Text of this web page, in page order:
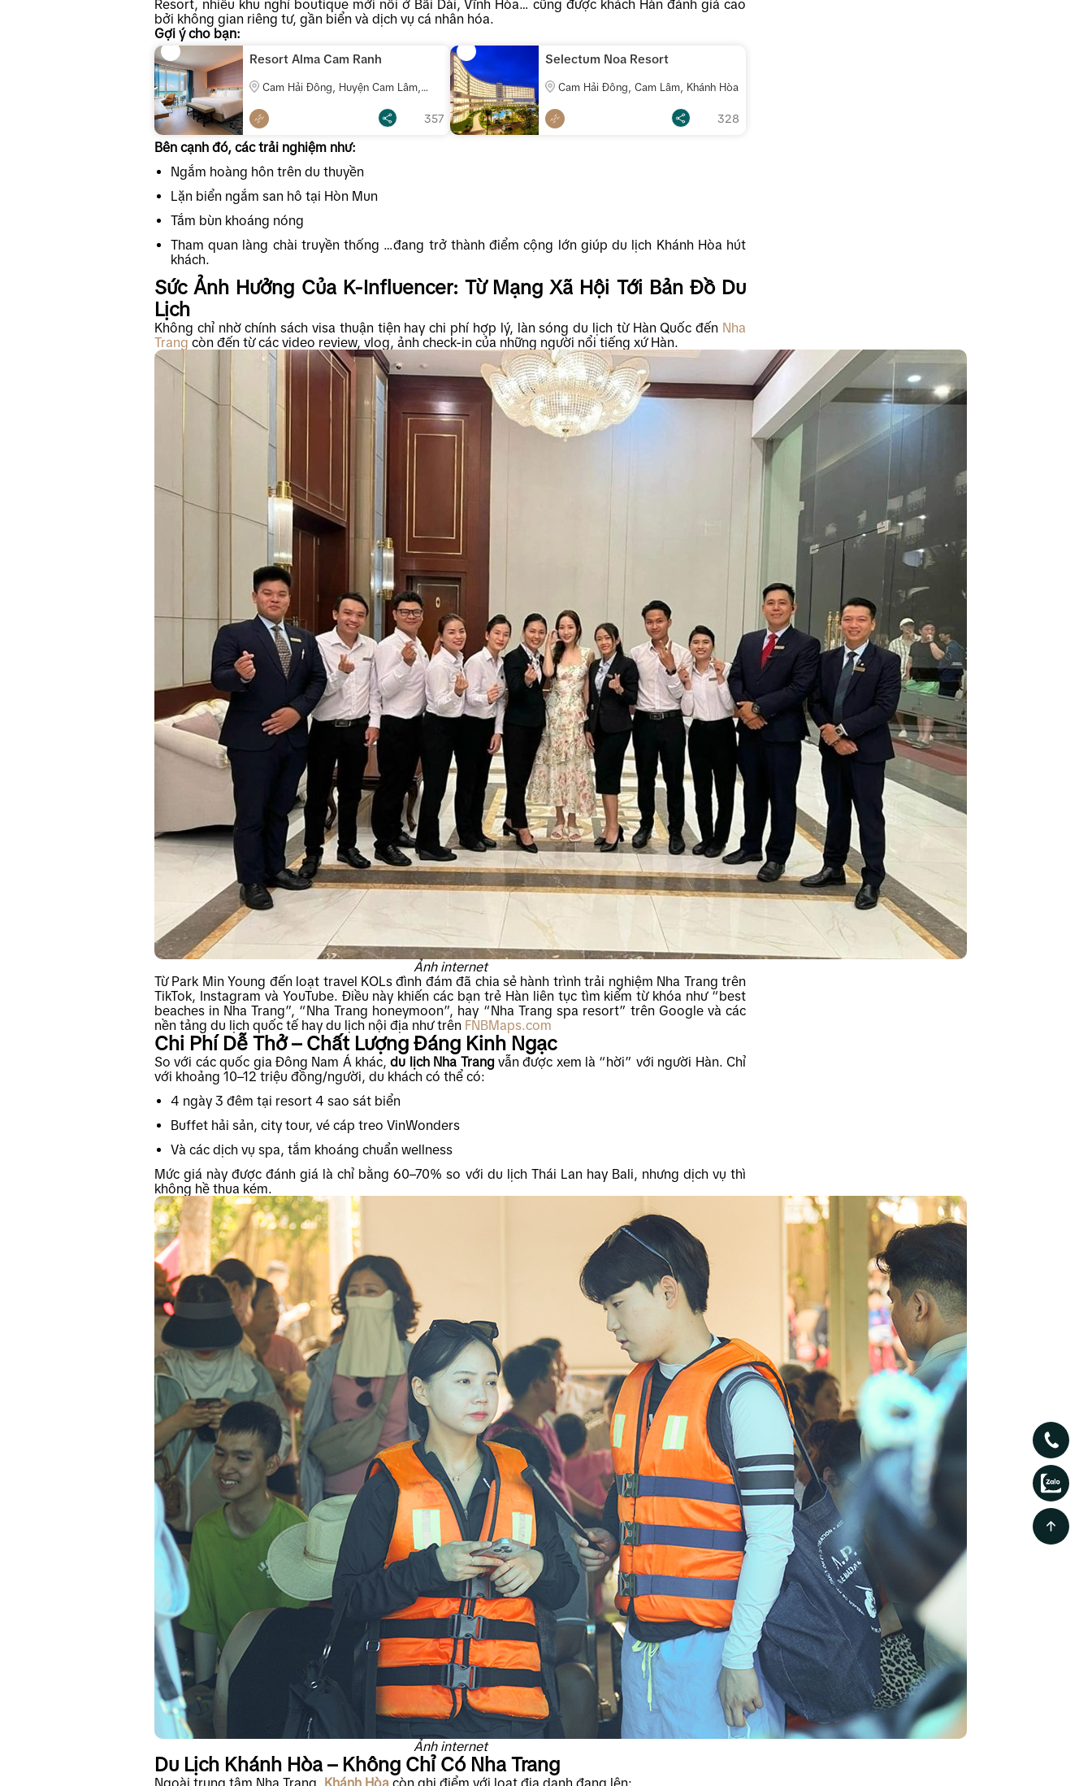
Resort, nhiều khu nghỉ boutique mới nổi ở Bãi Dài, Vĩnh Hòa… cũng được khách Hàn đánh giá cao
bởi không gian riêng tư, gần biển và dịch vụ cá nhân hóa.
Gợi ý cho bạn:
Resort Alma Cam Ranh
Cam Hải Đông, Huyện Cam Lâm,
357
Selectum Noa Resort
Cam Hải Đông, Cam Lâm, Khánh Hòa
328
Bên cạnh đó, các trải nghiệm như:
Ngắm hoàng hôn trên du thuyền
Lặn biển ngắm san hô tại Hòn Mun
Tắm bùn khoáng nóng
Tham quan làng chài truyền thống …đang trở thành điểm cộng lớn giúp du lịch Khánh Hòa hút
khách.
Sức Ảnh Hưởng Của K-Influencer: Từ Mạng Xã Hội Tới Bản Đồ Du
Lịch
Không chỉ nhờ chính sách visa thuận tiện hay chi phí hợp lý, làn sóng du lịch từ Hàn Quốc đến Nha
Trang còn đến từ các video review, vlog, ảnh check-in của những người nổi tiếng xứ Hàn.
Ảnh internet
Từ Park Min Young đến loạt travel KOLs đình đám đã chia sẻ hành trình trải nghiệm Nha Trang trên
TikTok, Instagram và YouTube. Điều này khiến các bạn trẻ Hàn liên tục tìm kiếm từ khóa như “best
beaches in Nha Trang”, “Nha Trang honeymoon”, hay “Nha Trang spa resort” trên Google và các
nền tảng du lịch quốc tế hay du lịch nội địa như trên FNBMaps.com
Chi Phí Dễ Thở – Chất Lượng Đáng Kinh Ngạc
So với các quốc gia Đông Nam Á khác,du lịch Nha Trang vẫn được xem là “hời” với người Hàn. Chỉ
với khoảng 10–12 triệu đồng/người, du khách có thể có:
4 ngày 3 đêm tại resort 4 sao sát biển
Buffet hải sản, city tour, vé cáp treo VinWonders
Và các dịch vụ spa, tắm khoáng chuẩn wellness
Mức giá này được đánh giá là chỉ bằng 60–70% so với du lịch Thái Lan hay Bali, nhưng dịch vụ thì
không hề thua kém.
Ảnh internet
Du Lịch Khánh Hòa – Không Chỉ Có Nha Trang
Ngoài trung tâm Nha Trang, Khánh Hòa còn ghi điểm với loạt địa danh đang lên: